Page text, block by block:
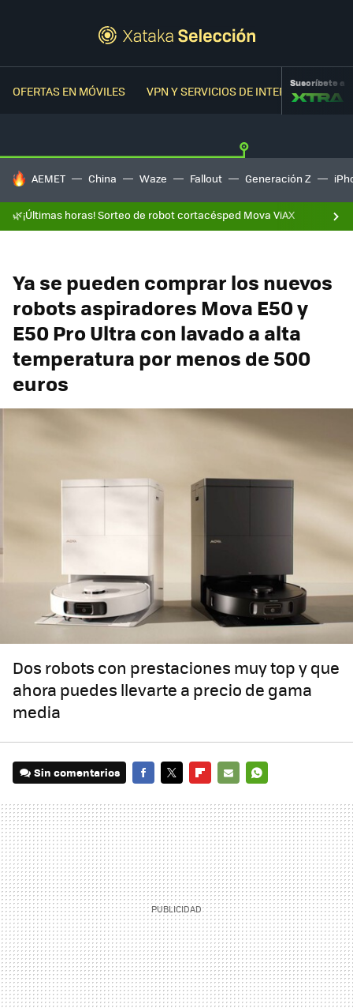
OFERTAS EN MÓVILES VPN Y SERVICIOS DE INTERNETSuscríbete a
HOY SE HABLA DE
AEMET China Waze Fallout Generación Z
🌿¡Últimas horas! Sorteo de robot cortacésped Mova ViAX
Ya se pueden comprar los nuevos
robots aspiradores Mova E50 y
E50 Pro Ultra con lavado a alta
temperatura por menos de 500
euros
Dos robots con prestaciones muy top y que
ahora puedes llevarte a precio de gama
media
Sin comentarios
MAIL